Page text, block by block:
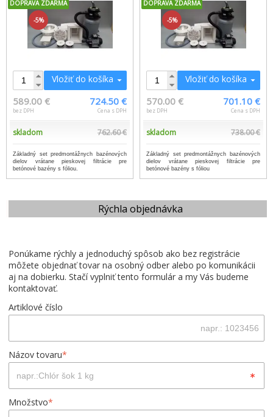
Rýchla objednávka
Ponúkame rýchly a jednoduchý spôsob ako bez registrácie
môžete objednať tovar na osobný odber alebo po komunikácii
aj na dobierku. Stačí vyplniť tento formulár a my Vás budeme
kontaktovať.
Artiklové číslo
Názov tovaru*
Množstvo*
DOPRAVA ZDARMA
-5%
Vložiť do košíka
589.00 €
bez DPH
724.50 €
Cena s DPH
skladom 762.60 €
Základný set predmontážnych bazénových
dielov vrátane pieskovej filtrácie pre
betónové bazény s fóliou.
DOPRAVA ZDARMA
-5%
Vložiť do košíka
570.00 €
bez DPH
701.10 €
Cena s DPH
skladom 738.00 €
Základný set predmontážnych bazénových
dielov vrátane pieskovej filtrácie pre
betónové bazény s fóliou